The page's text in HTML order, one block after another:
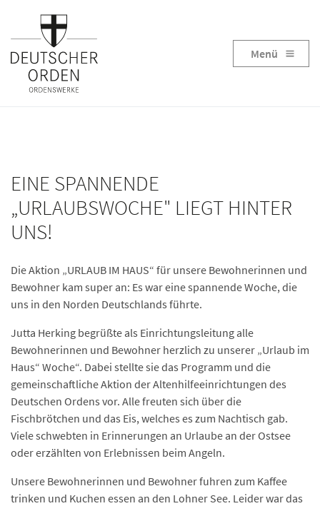
Menü
EINE SPANNENDE
„URLAUBSWOCHE" LIEGT HINTER
UNS!
Die Aktion „URLAUB IM HAUS“ für unsere Bewohnerinnen und
Bewohner kam super an: Es war eine spannende Woche, die
uns in den Norden Deutschlands führte.
Jutta Herking begrüßte als Einrichtungsleitung alle
Bewohnerinnen und Bewohner herzlich zu unserer „Urlaub im
Haus“ Woche“. Dabei stellte sie das Programm und die
gemeinschaftliche Aktion der Altenhilfeeinrichtungen des
Deutschen Ordens vor. Alle freuten sich über die
Fischbrötchen und das Eis, welches es zum Nachtisch gab.
Viele schwebten in Erinnerungen an Urlaube an der Ostsee
oder erzählten von Erlebnissen beim Angeln.
Unsere Bewohnerinnen und Bewohner fuhren zum Kaffee
trinken und Kuchen essen an den Lohner See. Leider war das